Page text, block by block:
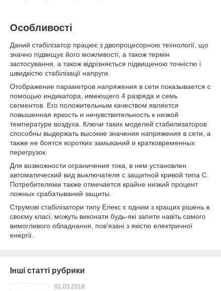
Особливості
Даний стабілізатор працює з двопроцесорною технології, що
значно підвищує його можливості, а також термін
застосування, а також відрізняється підвищеною точністю і
швидкістю стабілізації напруги.
Отображение параметров напряжения в сети показывается с
помощью индикатора, имеющего 4 разряда и семь
сегментов. Его положительным качеством является
повышенная яркость и нечувствительность к низкой
температуре воздуха. Ключи таких моделей стабилизаторов
способны выдержать высокие значения напряжения в сети, а
также не боятся коротких замыканий и кратковременных
перегрузок.
Для возможности ограничения тока, в нем установлен
автоматический вид выключателя с защитной кривой типа С.
Потребителями также отмечается крайне низкий процент
ложных срабатываний защиты.
Струмові стабілізатори типу Елекс є одним з кращих рішень в
своєму класі, можуть виконати будь-які запити навіть самого
вимогливого обладнання, пов'язані з якістю електричної
енергії.
Інші статті рубрики
01.03.2018